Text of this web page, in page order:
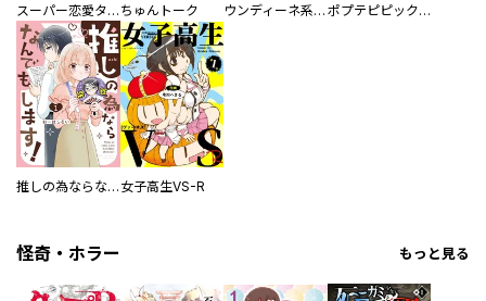
スーパー恋愛タイム！～現場でドＳな彼女は自宅でデレる～ ちゅんトーク ウンディーネ系彼氏 ポプテピピック SEASON EIGHT
推しの為ならなんでもします！ 女子高生VS-R
怪奇・ホラー もっと見る